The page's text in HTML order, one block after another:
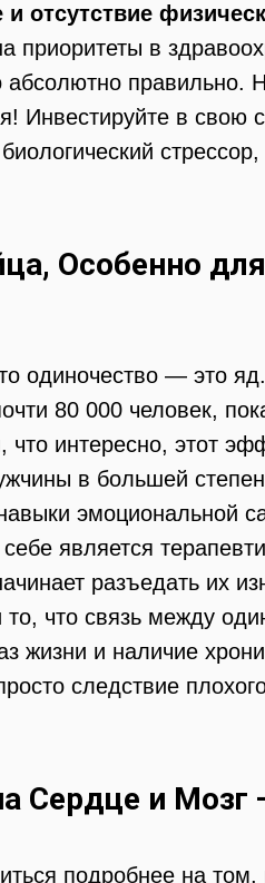
отсутствие
приоритеты в
абсолютно
Инвестируйте в
Особенно
одиночество — это
80 000 человек,
что интересно, этот
в большей
эмоциональной
является
разъедать их
что связь между
жизни и наличие
следствие
Сердце и
подробнее на